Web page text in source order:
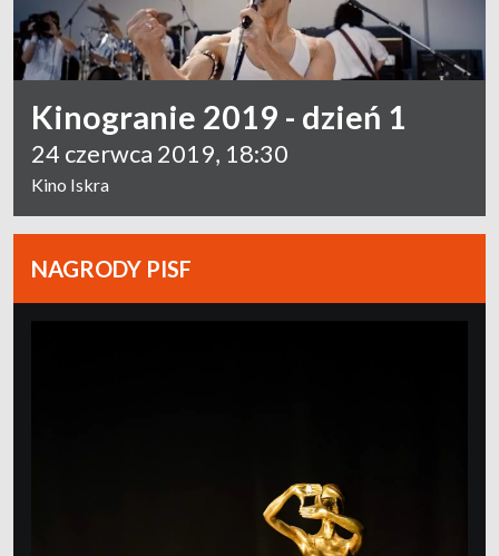
Kinogranie 2019 - dzień 1
24 czerwca 2019, 18:30
Kino Iskra
NAGRODY PISF